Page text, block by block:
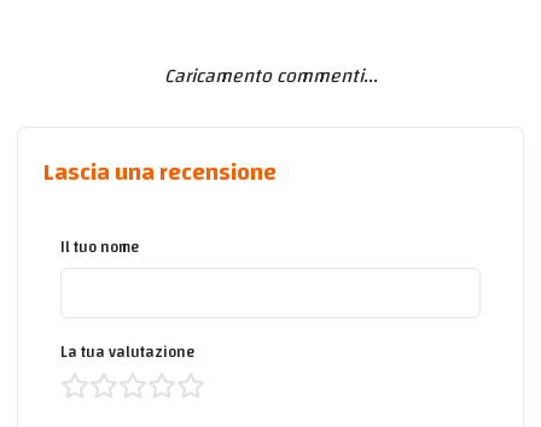
Caricamento commenti...
Lascia una recensione
Il tuo nome
La tua valutazione